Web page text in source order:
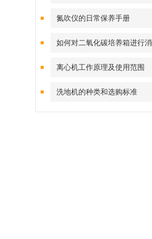
别？
氮吹仪的日常保养手册
如何对二氧化碳培养箱进行消
毒灭菌呢？
离心机工作原理及使用范围
洗地机的种类和选购标准